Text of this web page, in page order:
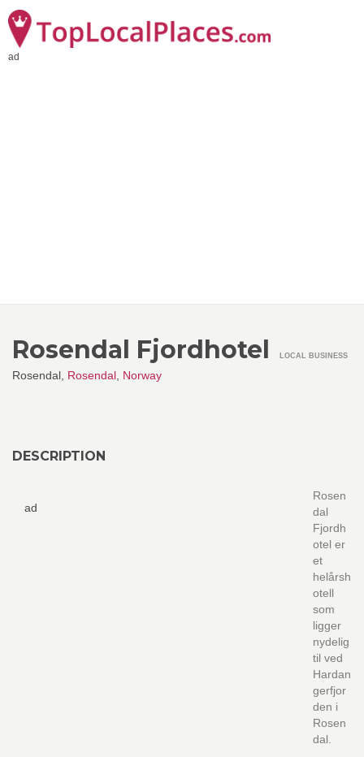
ad
Rosendal Fjordhotel
Rosendal, Rosendal Norway
LOCAL BUSINESS
DESCRIPTION
ad
Rosen
dal
Fjordh
otel er
et
helårsh
otell
som
ligger
nydelig
til ved
Hardan
gerfjor
den i
Rosen
dal.